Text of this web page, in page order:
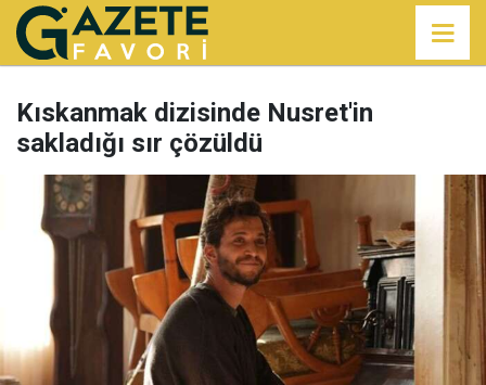
Kıskanmak dizisinde Nusret'in
sakladığı sır çözüldü